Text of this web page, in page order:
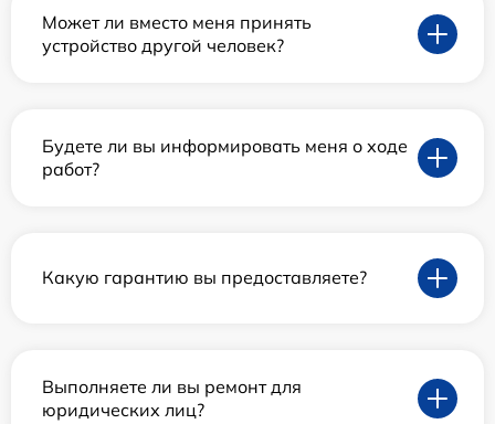
Может ли вместо меня принять
устройство другой человек?
Будете ли вы информировать меня о ходе
работ?
Какую гарантию вы предоставляете?
Выполняете ли вы ремонт для
юридических лиц?